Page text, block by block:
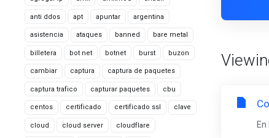
anti ddos apt apuntar argentina
asistencia ataques banned bare metal
billetera bot net botnet burst buzon
cambiar captura captura de paquetes
captura trafico capturar paquetes cbu
centos certificado certificado ssl clave
cloud cloud server cloudflare